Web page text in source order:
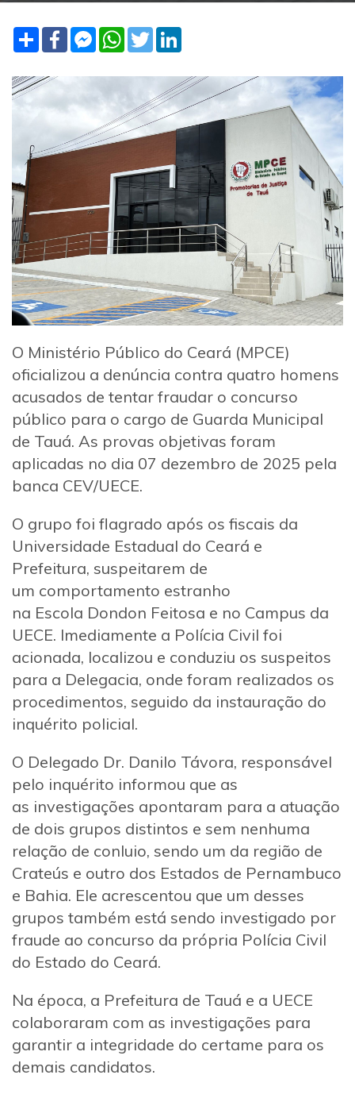
Share FacebookFacebook
Messenger
WhatsApp
Twitter
O Ministério Público do Ceará (MPCE)
oficializou a denúncia contra quatro homens
acusados de tentar fraudar o concurso
público para o cargo de Guarda Municipal
de Tauá. As provas objetivas foram
aplicadas no dia 07 dezembro de 2025 pela
banca CEV/UECE.
O grupo foi flagrado após os fiscais da
Universidade Estadual do Ceará e
Prefeitura, suspeitarem de
um comportamento estranho
na Escola Dondon Feitosa e no Campus da
UECE. Imediamente a Polícia Civil foi
acionada, localizou e conduziu os suspeitos
para a Delegacia, onde foram realizados os
procedimentos, seguido da instauração do
inquérito policial.
O Delegado Dr. Danilo Távora, responsável
pelo inquérito informou que as
as investigações apontaram para a atuação
de dois grupos distintos e sem nenhuma
relação de conluio, sendo um da região de
Crateús e outro dos Estados de Pernambuco
e Bahia. Ele acrescentou que um desses
grupos também está sendo investigado por
fraude ao concurso da própria Polícia Civil
do Estado do Ceará.
Na época, a Prefeitura de Tauá e a UECE
colaboraram com as investigações para
garantir a integridade do certame para os
demais candidatos.